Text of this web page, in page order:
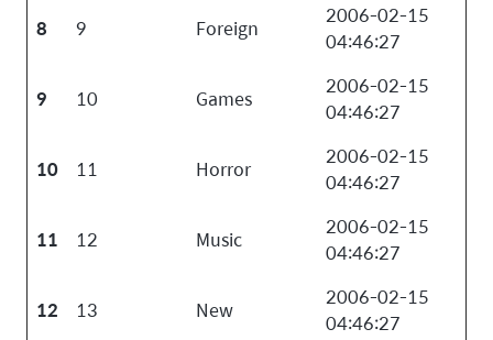
8 9 Foreign
2006-02-15
04:46:27
9 10 Games
2006-02-15
04:46:27
10 11 Horror
2006-02-15
04:46:27
11 12 Music
2006-02-15
04:46:27
12 13 New
2006-02-15
04:46:27